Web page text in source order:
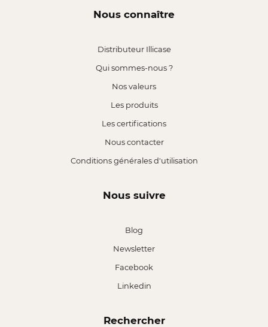
Nous connaître
Distributeur Illicase
Qui sommes-nous ?
Nos valeurs
Les produits
Les certifications
Nous contacter
Conditions générales d'utilisation
Nous suivre
Blog
Newsletter
Facebook
Linkedin
Rechercher